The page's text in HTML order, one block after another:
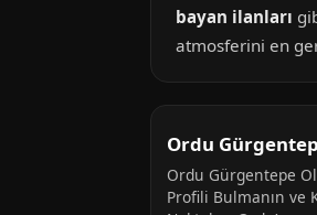
bayan ilanları
atmosferini en
Ordu
Ordu Gürgentepe
Profili Bulmanın ve